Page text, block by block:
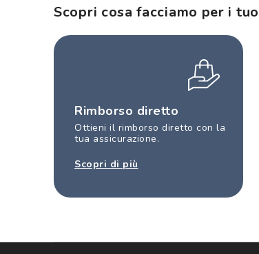
Scopri cosa facciamo per i
Rimborso diretto
Ottieni il rimborso diretto con la
tua assicurazione.
Scopri di più